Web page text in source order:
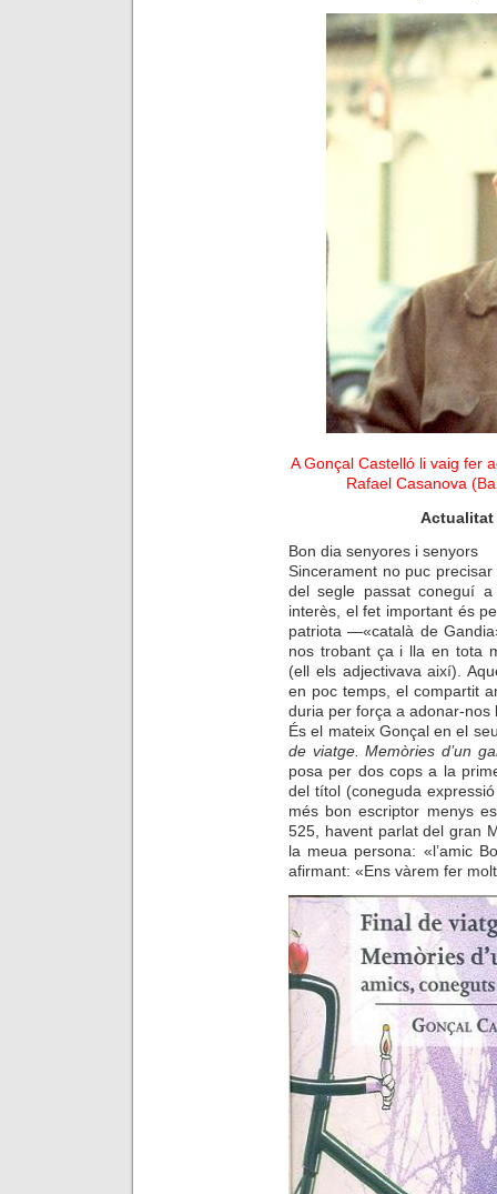
A Gonçal Castelló li vaig fer
Rafael Casanova
Actualitat
Bon dia senyores i senyors
Sincerament no puc
del segle passat coneguí
interès, el fet important és
patriota —«català de
nos trobant ça i lla en tota
(ell els adjectivava així).
en poc temps, el compartit
duria per força a adonar-nos
És el mateix Gonçal en el
de viatge. Memòries d’un
posa per dos cops a la
del títol (coneguda
més bon escriptor menys
525, havent parlat del gran
la meua persona: «l’amic
afirmant: «Ens vàrem fer